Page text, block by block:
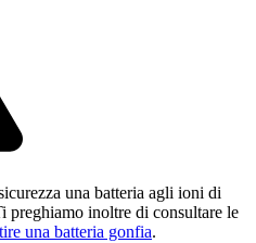
una batteria agli ioni di
preghiamo inoltre di consultare le
una batteria gonfia.